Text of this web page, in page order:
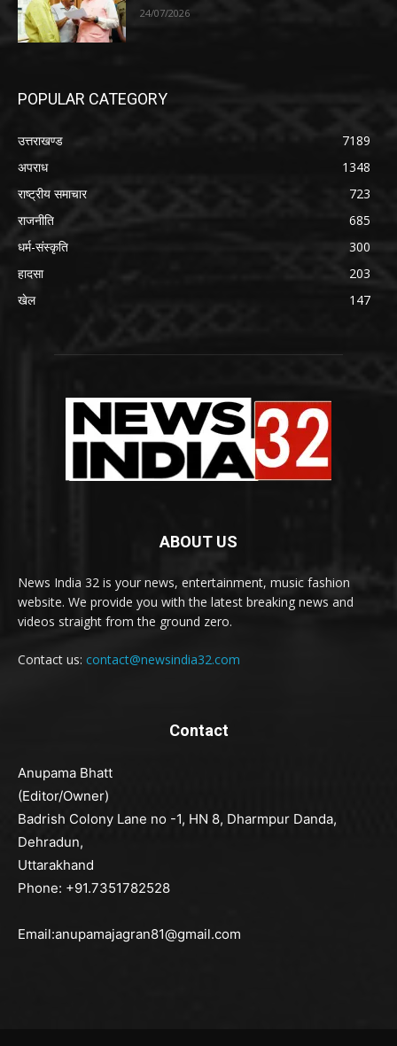
24/07/2026
POPULAR CATEGORY
उत्तराखण्ड
7189
अपराध
1348
राष्ट्रीय समाचार
723
राजनीति
685
धर्म-संस्कृति
300
हादसा
203
खेल
147
ABOUT US
News India 32 is your news, entertainment, music fashion
website. We provide you with the latest breaking news and
videos straight from the ground zero.
Contact us: contact@newsindia32.com
Contact
Anupama Bhatt
(Editor/Owner)
Badrish Colony Lane no -1, HN 8, Dharmpur Danda,
Dehradun,
Uttarakhand
Phone: +91.7351782528
Email:anupamajagran81@gmail.com